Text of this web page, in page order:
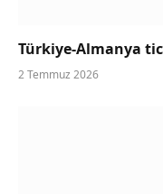
Türkiye-Almanya
2 Temmuz 2026